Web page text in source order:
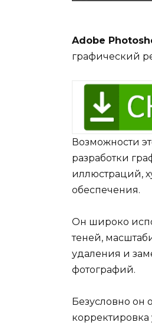
Adobe
графический
Возможности
разработки
иллюстраций,
обеспечения.
Он широко
теней,
удаления и
фотографий.
Безусловно он
корректировка